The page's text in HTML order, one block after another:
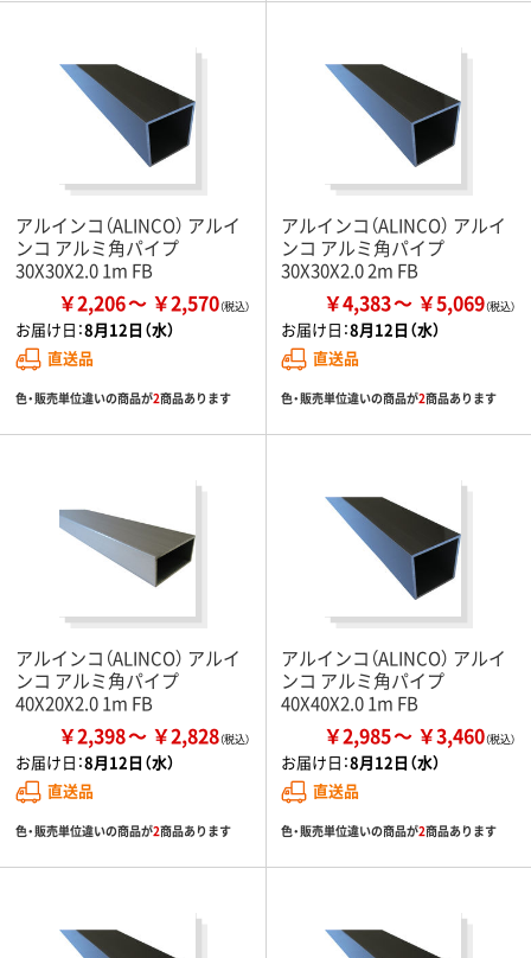
アルインコ（ALINCO） アルイ
ンコ アルミ角パイプ
30X30X2.0 1m FB
￥2,206 ￥2,570
お届け日：8月12日（水）
直送品
色・販売単位違いの商品が2商品あります
アルインコ（ALINCO） アルイ
ンコ アルミ角パイプ
30X30X2.0 2m FB
￥4,383 ￥5,069
お届け日：8月12日（水）
直送品
色・販売単位違いの商品が2商品あります
アルインコ（ALINCO） アルイ
ンコ アルミ角パイプ
40X20X2.0 1m FB
￥2,398 ￥2,828
お届け日：8月12日（水）
直送品
色・販売単位違いの商品が2商品あります
アルインコ（ALINCO） アルイ
ンコ アルミ角パイプ
40X40X2.0 1m FB
￥2,985 ￥3,460
お届け日：8月12日（水）
直送品
色・販売単位違いの商品が2商品あります